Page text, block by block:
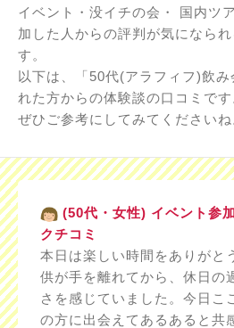
イベント・没イチの会・ 国内ツ
加した人からの評判が気になら
す。
以下は、「50代(アラフィフ)飲
れた方からの体験談の口コミです
ぜひご参考にしてみてくださいね
(50代・女性) イベント参
クチコミ
本日は楽しい時間をありがと
供が手を離れてから、休日の
さを感じていました。今日こ
の方に出会えてあるあると共